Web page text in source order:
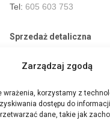
Zarządzaj zgodą
wrażenia, korzystamy z
dostępu do
dane, takie jak
Tel: 605 603 753
Sprzedaż detaliczna
E-mail:
Godziny działania sklepu
Pon–Pt: 8:00 – 16:00